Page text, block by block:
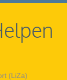
(LiZa)